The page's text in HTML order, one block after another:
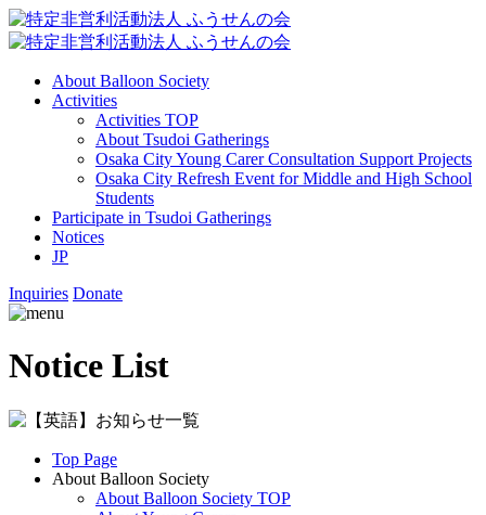
About Balloon Society
Activities
Activities TOP
About Tsudoi Gatherings
Osaka City Young Carer Consultation Support Projects
Osaka City Refresh Event for Middle and High School
Students
Participate in Tsudoi Gatherings
Notices
JP
Inquiries Donate
Notice List
Top Page
About Balloon Society
About Balloon Society TOP